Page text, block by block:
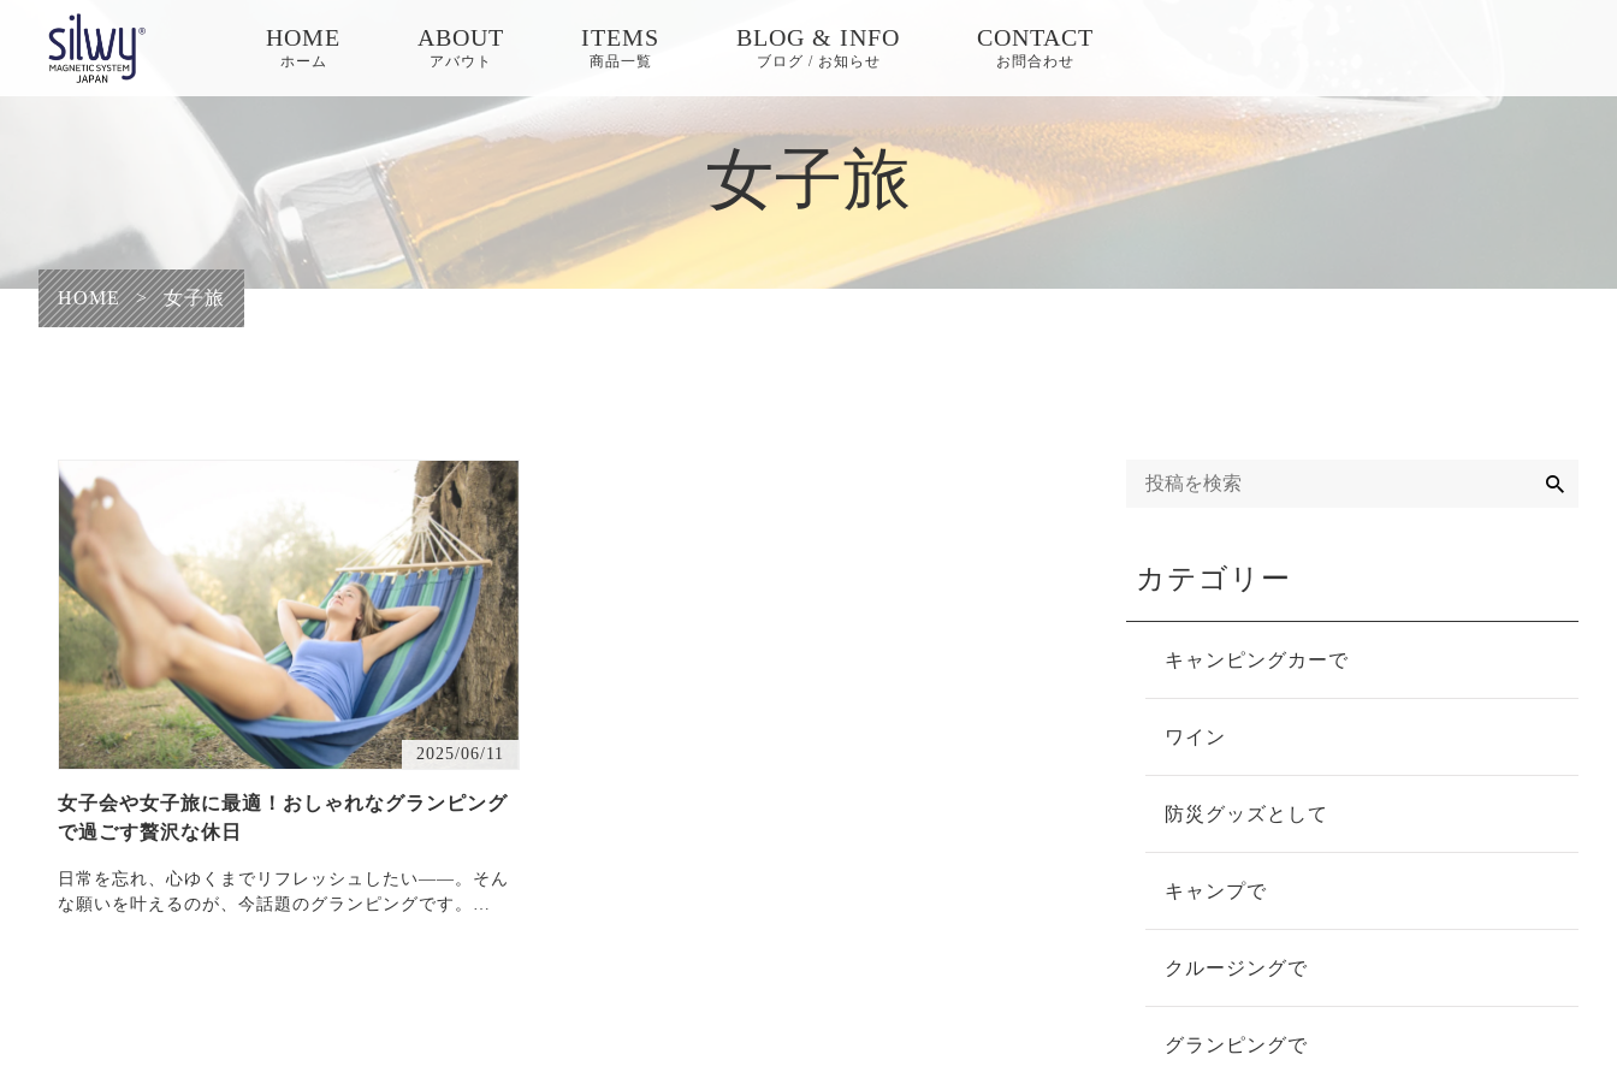
HOME
ホーム
ABOUT
アバウト
ITEMS
商品一覧
BLOG & INFO
ブログ / お知らせ
ブログ
CONTACT
お問合わせ
女子旅
HOME > 女子旅
2025/06/11
女子会や女子旅に最適！おしゃれなグランピング
で過ごす贅沢な休日
日常を忘れ、心ゆくまでリフレッシュしたい——。そん
な願いを叶えるのが、今話題のグランピングです。
カテゴリー
キャンピングカーで
ワイン
防災グッズとして
キャンプで
クルージングで
グランピングで